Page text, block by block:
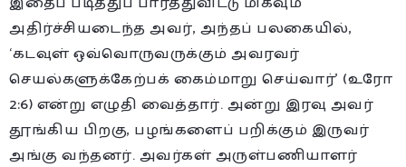
அதிர்ச்சியடைந்த அவர், அந்தப் பலகையில்,
‘கடவுள் ஒவ்வொருவருக்கும் அவரவர்
செயல்களுக்கேற்பக் கைம்மாறு செய்வார்’ (உரோ
2:6) என்று எழுதி வைத்தார். அன்று இரவு அவர்
தூங்கிய பிறகு, பழங்களைப் பறிக்கும் இருவர்
அங்கு வந்தனர். அவர்கள் அருள்பணியாளர்